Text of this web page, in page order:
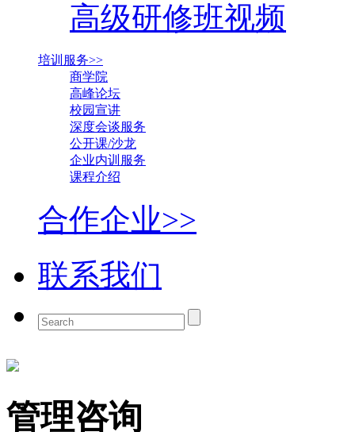
高级研修班视频
培训服务>>
商学院
高峰论坛
校园宣讲
深度会谈服务
公开课/沙龙
企业内训服务
课程介绍
合作企业>>
联系我们
管理咨询